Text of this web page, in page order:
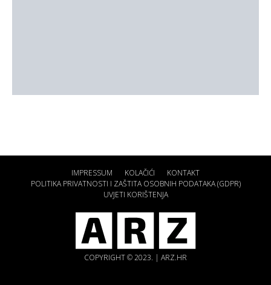
IMPRESSUM KOLAČIĆI
KONTAKT
POLITIKA PRIVATNOSTI I ZAŠTITA OSOBNIH PODATAKA (GDPR)
UVJETI KORIŠTENJA
COPYRIGHT © 2023. | ARZ.HR